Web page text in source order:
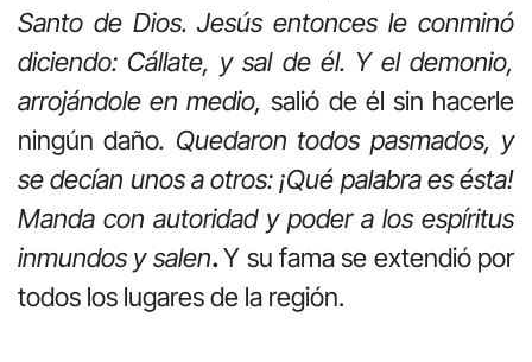
Santo de Dios. Jesús entonces le conminó
diciendo: Cállate, y sal de él. Y el demonio,
arrojándole en medio,salió de él sin hacerle
ningún daño. Quedaron todos pasmados, y
se decían unos a otros: ¡Qué palabra es ésta!
Manda con autoridad y poder a los espíritus
inmundos y salen.Y su fama se extendió por
todos los lugares de la región.